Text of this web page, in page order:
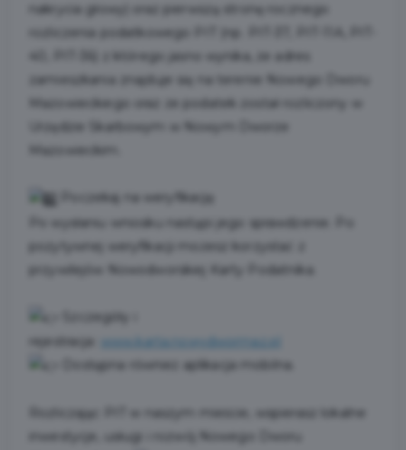
nakrycia głowy) oraz pierwszą stronę rocznego
zamieszkania znajduje się na terenie Nowego Dworu
Poczekaj na weryfikację
Po wysłaniu wniosku nastąpi jego sprawdzenie. Po
pozytywnej weryfikacji możesz korzystać z
przywilejów Nowodworskiej Karty Podatnika.
Szczegóły i
rejestracja:
www.karta.nowydwormaz.pl
Dostępna również aplikacja mobilna.
Rozliczając PIT w naszym mieście, wspierasz lokalne